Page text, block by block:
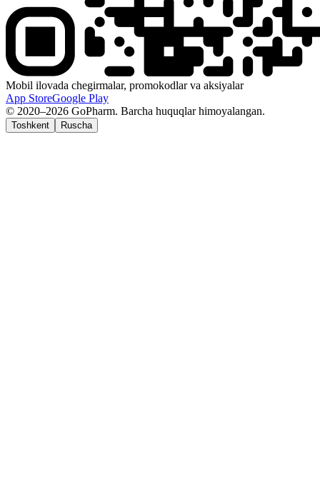
Mobil ilovada chegirmalar, promokodlar va aksiyalar
App StoreGoogle Play
© 2020–2026 GoPharm. Barcha huquqlar himoyalangan.
Toshkent Ruscha